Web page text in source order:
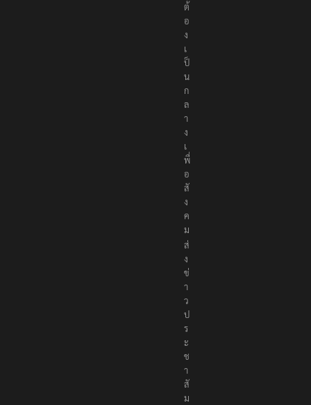
ต้
อ
ง
เ
ป็
น
ก
ล
า
ง
เ
พื่
อ
สั
ง
ค
ม
ส่
ง
ข่
า
ว
ป
ร
ะ
ช
า
สั
ม